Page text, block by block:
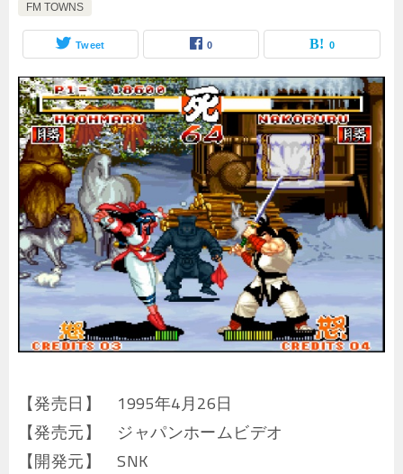
FM TOWNS
Tweet 0 0
【発売日】 1995年4月26日
【発売元】 ジャパンホームビデオ
【開発元】 SNK